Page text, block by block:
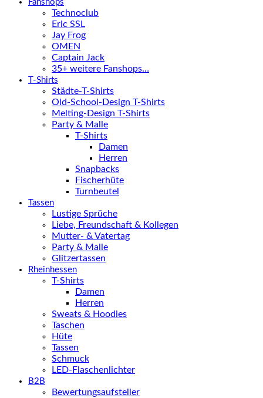
Fanshops
Technoclub
Eric SSL
Jay Frog
OMEN
Captain Jack
35+ weitere Fanshops…
T-Shirts
Städte-T-Shirts
Old-School-Design T-Shirts
Melting-Design T-Shirts
Party & Malle
T-Shirts
Damen
Herren
Snapbacks
Fischerhüte
Turnbeutel
Tassen
Lustige Sprüche
Liebe, Freundschaft & Kollegen
Mutter- & Vatertag
Party & Malle
Glitzertassen
Rheinhessen
T-Shirts
Damen
Herren
Sweats & Hoodies
Taschen
Hüte
Tassen
Schmuck
LED-Flaschenlichter
B2B
Bewertungsaufsteller